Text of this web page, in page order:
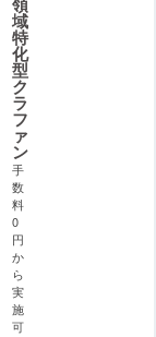
域
特
化
型
ク
ラ
フ
ァ
ン
手
数
料
0
円
か
ら
実
施
可